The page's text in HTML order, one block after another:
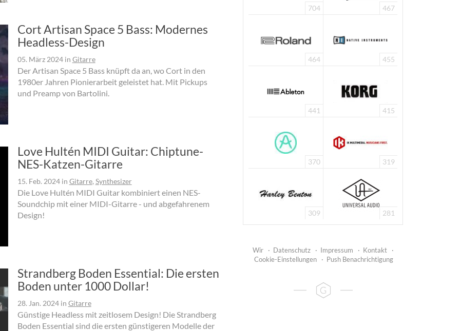
Cort Artisan Space 5 Bass: Modernes
Headless-Design
05. März 2024in Gitarre
Der Artisan Space 5 Bass knüpft da an, wo Cort in den
1980er Jahren Pionierarbeit geleistet hat. Mit Pickups
und Preamp von Bartolini.
Love Hultén MIDI Guitar: Chiptune-
NES-Katzen-Gitarre
15. Feb. 2024in Gitarre, Synthesizer
Die Love Hultén MIDI Guitar kombiniert einen NES-
Soundchip mit einer MIDI-Gitarre - und abgefahrenem
Design!
Strandberg Boden Essential: Die ersten
Boden unter 1000 Dollar!
28. Jan. 2024in Gitarre
Günstige Headless mit zeitlosem Design! Die Strandberg
Boden Essential sind die ersten günstigeren Modelle der
704 467
464 455
441 415
370 319
309 281
Wir · Datenschutz · Impressum · Kontakt
·
Cookie-Einstellungen
· Push Benachrichtigung